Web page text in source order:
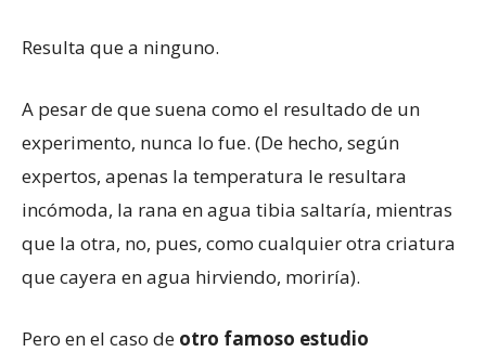
Resulta que a ninguno.
A pesar de que suena como el resultado de un
experimento, nunca lo fue. (De hecho, según
expertos, apenas la temperatura le resultara
incómoda, la rana en agua tibia saltaría, mientras
que la otra, no, pues, como cualquier otra criatura
que cayera en agua hirviendo, moriría).
Pero en el caso de otro famoso estudio